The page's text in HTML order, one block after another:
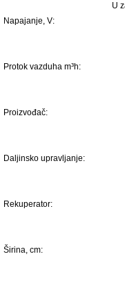
U
Napajanje, V:
Protok vazduha m³h:
Proizvođač:
Daljinsko upravljanje:
Rekuperator:
Širina, сm: